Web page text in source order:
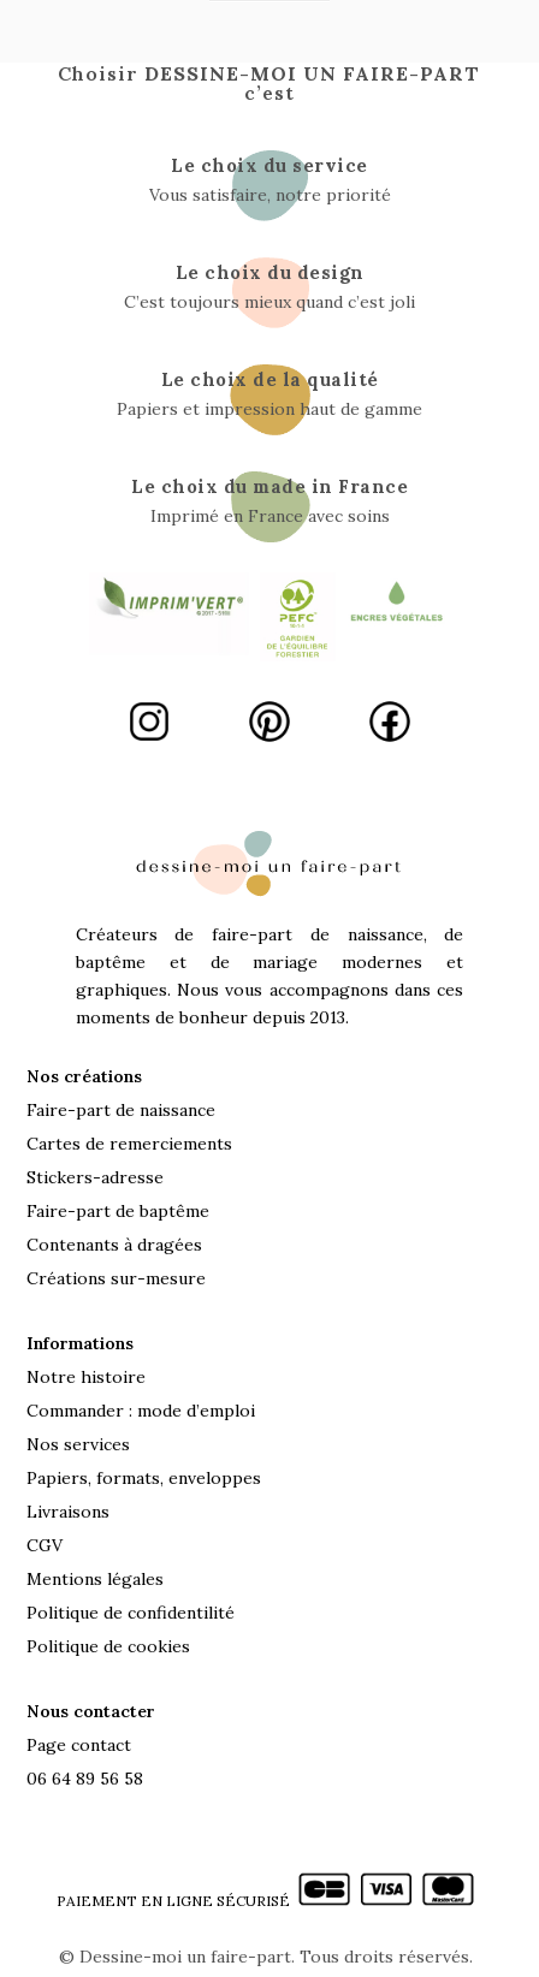
Choisir DESSINE-MOI UN FAIRE-PART
c’est
Le choix du service
Vous satisfaire, notre priorité
Le choix du design
C’est toujours mieux quand c’est joli
Le choix de la qualité
Papiers et impression haut de gamme
Le choix du made in France
Imprimé en France avec soins
Créateurs de faire-part de naissance, de
baptême et de mariage modernes et
graphiques. Nous vous accompagnons dans ces
moments de bonheur depuis 2013.
Nos créations
Faire-part de naissance
Cartes de remerciements
Stickers-adresse
Faire-part de baptême
Contenants à dragées
Créations sur-mesure
Informations
Notre histoire
Commander : mode d’emploi
Nos services
Papiers, formats, enveloppes
Livraisons
CGV
Mentions légales
Politique de confidentilité
Politique de cookies
Nous contacter
Page contact
06 64 89 56 58
PAIEMENT EN LIGNE SÉCURISÉ
©Dessine-moi un faire-part. Tous droits réservés.